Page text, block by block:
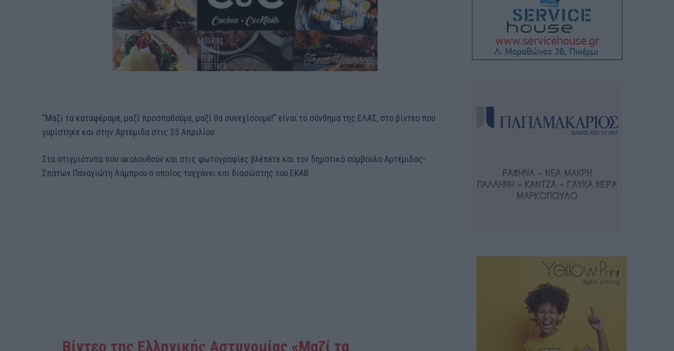
“Μαζί τα καταφέραμε, μαζί προσπαθούμε, μαζί θα συνεχίσουμε!” είναι το σύνθημα της ΕΛΑΣ, στο βίντεο που
γυρίστηκε και στην Αρτέμιδα στις 25 Απριλίου
Στα στιγμιότυπα που ακολουθούν και στις φωτογραφίες βλέπετε και τον δημοτικό σύμβουλο Αρτέμιδας-
Σπάτων Παναγιώτη Λάμπρου ο οποίος τυγχάνει και διασώστης του ΕΚΑΒ
Βίντεο της Ελληνικής Αστυνομίας «Μαζί τα